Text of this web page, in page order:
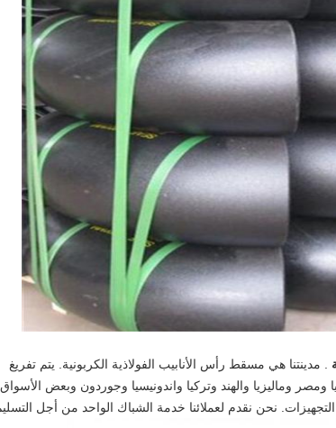
. مدينتنا هي مسقط رأس الأنابيب الفولاذية الكربونية. يتم تفريغ
وماليزيا والهند وتركيا واندونيسيا وجوردون وبعض الأسواق